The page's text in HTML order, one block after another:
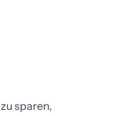
sparen,